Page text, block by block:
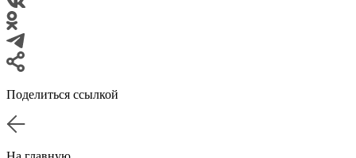
Поделиться ссылкой